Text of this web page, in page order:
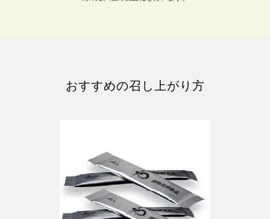
おすすめの召し上がり方